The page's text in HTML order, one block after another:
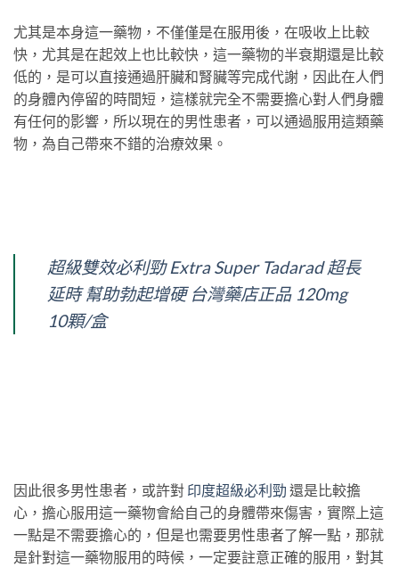
尤其是本身這一藥物，不僅僅是在服用後，在吸收上比較
快，尤其是在起效上也比較快，這一藥物的半衰期還是比較
低的，是可以直接通過肝臟和腎臟等完成代謝，因此在人們
的身體內停留的時間短，這樣就完全不需要擔心對人們身體
有任何的影響，所以現在的男性患者，可以通過服用這類藥
物，為自己帶來不錯的治療效果。
超級雙效必利勁 Extra Super Tadarad 超長
延時 幫助勃起增硬 台灣藥店正品 120mg
10顆/盒
因此很多男性患者，或許對 印度超級必利勁 還是比較擔
心，擔心服用這一藥物會給自己的身體帶來傷害，實際上這
一點是不需要擔心的，但是也需要男性患者了解一點，那就
是針對這一藥物服用的時候，一定要註意正確的服用，對其